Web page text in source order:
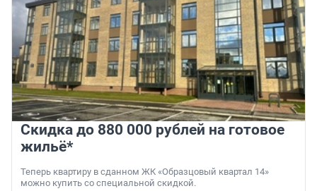
Скидка до 880 000 рублей на готовое
жильё*
Теперь квартиру в сданном ЖК «Образцовый квартал 14»
можно купить со специальной скидкой.